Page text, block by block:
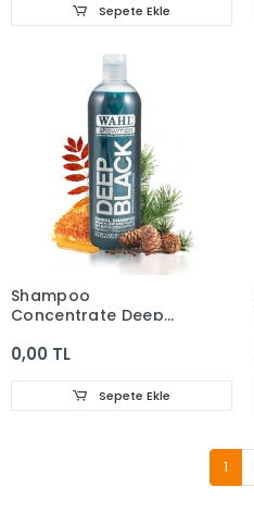
Sepete Ekle
Shampoo
Concentrate Deep
0,00 TL
Sepete Ekle
1